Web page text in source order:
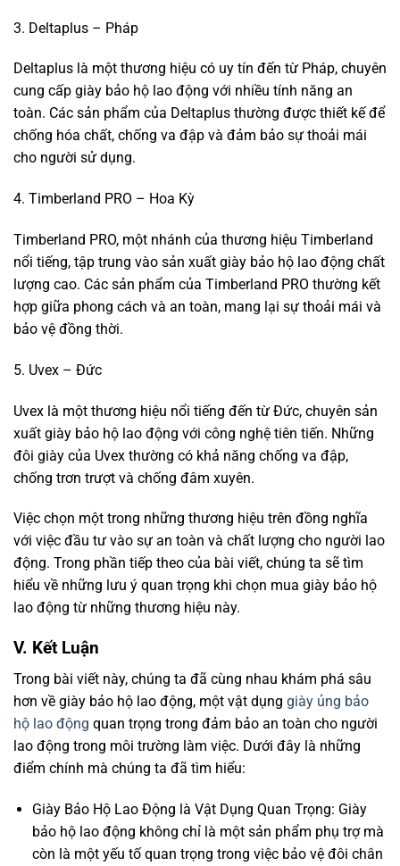
3. Deltaplus – Pháp
Deltaplus là một thương hiệu có uy tín đến từ Pháp, chuyên
cung cấp giày bảo hộ lao động với nhiều tính năng an
toàn. Các sản phẩm của Deltaplus thường được thiết kế để
chống hóa chất, chống va đập và đảm bảo sự thoải mái
cho người sử dụng.
4. Timberland PRO – Hoa Kỳ
Timberland PRO, một nhánh của thương hiệu Timberland
nổi tiếng, tập trung vào sản xuất giày bảo hộ lao động chất
lượng cao. Các sản phẩm của Timberland PRO thường kết
hợp giữa phong cách và an toàn, mang lại sự thoải mái và
bảo vệ đồng thời.
5. Uvex – Đức
Uvex là một thương hiệu nổi tiếng đến từ Đức, chuyên sản
xuất giày bảo hộ lao động với công nghệ tiên tiến. Những
đôi giày của Uvex thường có khả năng chống va đập,
chống trơn trượt và chống đâm xuyên.
Việc chọn một trong những thương hiệu trên đồng nghĩa
với việc đầu tư vào sự an toàn và chất lượng cho người lao
động. Trong phần tiếp theo của bài viết, chúng ta sẽ tìm
hiểu về những lưu ý quan trọng khi chọn mua giày bảo hộ
lao động từ những thương hiệu này.
V. Kết Luận
Trong bài viết này, chúng ta đã cùng nhau khám phá sâu
hơn về giày bảo hộ lao động, một vật dụng giày ủng bảo
hộ lao động quan trọng trong đảm bảo an toàn cho người
lao động trong môi trường làm việc. Dưới đây là những
điểm chính mà chúng ta đã tìm hiểu:
Giày Bảo Hộ Lao Động là Vật Dụng Quan Trọng: Giày
bảo hộ lao động không chỉ là một sản phẩm phụ trợ mà
còn là một yếu tố quan trọng trong việc bảo vệ đôi chân